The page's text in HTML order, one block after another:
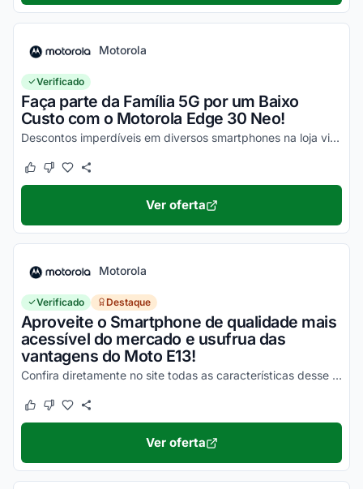
Motorola
Verificado
Faça parte da Família 5G por um Baixo
Custo com o Motorola Edge 30 Neo!
Descontos imperdíveis em diversos smartphones na loja virtual, incluindo o Moto Edge 30 Neo. Confira!
Este cupom funcionou
Este cupom não funcionou
Ver oferta
Motorola
Verificado Destaque
Aproveite o Smartphone de qualidade mais
acessível do mercado e usufrua das
vantagens do Moto E13!
Confira diretamente no site todas as características desse novo smartphone Motorola e aproveite!
Este cupom funcionou
Este cupom não funcionou
Ver oferta